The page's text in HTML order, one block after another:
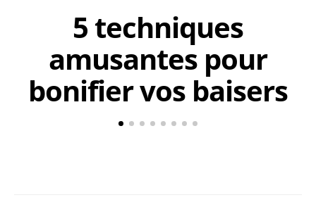
5 techniques
amusantes pour
bonifier vos baisers